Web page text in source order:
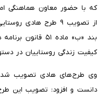
که با حضور معاون هماهنگی
از تصویب ۹ طرح هادی
بند «ب» ماده ۵۱
کیفیت زندگی روستاییان در
وی طرح های هادی تصویب
دانست و افزود: تصویب این